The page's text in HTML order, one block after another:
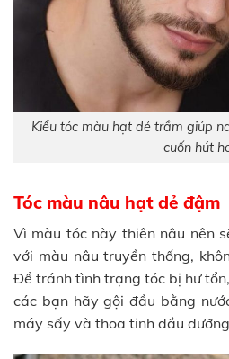
Kiểu tóc màu hạt dẻ trầm giúp
cuốn hút
Tóc màu nâu hạt dẻ đậm
Vì màu tóc này thiên nâu nên
với màu nâu truyền thống,
Để tránh tình trạng tóc bị hư
các bạn hãy gội đầu bằng
máy sấy và thoa tinh dầu